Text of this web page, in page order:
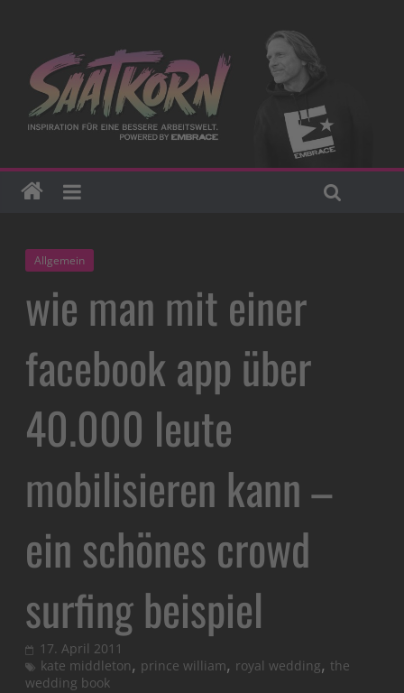
Allgemein
wie man mit einer
facebook app über
40.000 leute
mobilisieren kann –
ein schönes crowd
surfing beispiel
17. April 2011
kate middleton, prince william, royal wedding,the
wedding book